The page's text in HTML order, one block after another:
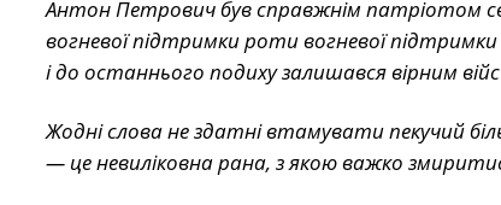
Антон Петрович був справжнім патріотом
вогневої підтримки роти вогневої
і до останнього подиху залишався вірним
Жодні слова не здатні втамувати пекучий
— це невиліковна рана, з якою важко